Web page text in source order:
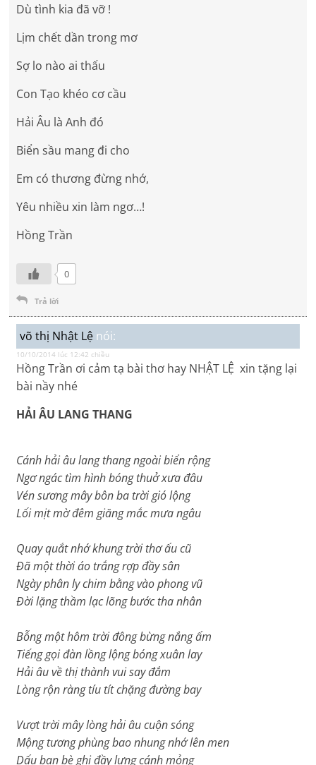
Dù tình kia đã vỡ !
Lịm chết dần trong mơ
Sợ lo nào ai thấu
Con Tạo khéo cơ cầu
Hải Âu là Anh đó
Biển sầu mang đi cho
Em có thương đừng nhớ,
Yêu nhiều xin làm ngơ…!
Hồng Trần
0
Trả lời
võ thị Nhật Lệ nói:
10/10/2014 lúc 12:42 chiều
Hồng Trần ơi cảm tạ bài thơ hay NHẬT LỆ xin tặng lại
bài nầy nhé
HẢI ÂU LANG THANG
Cánh hải âu lang thang ngoài biển rộng
Ngơ ngác tìm hình bóng thuở xưa đâu
Vén sương mây bôn ba trời gió lộng
Lối mịt mờ đêm giăng mắc mưa ngâu
Quay quắt nhớ khung trời thơ ấu cũ
Đã một thời áo trắng rợp đầy sân
Ngày phân ly chim bằng vào phong vũ
Đời lặng thầm lạc lõng bước tha nhân
Bỗng một hôm trời đông bừng nắng ấm
Tiếng gọi đàn lồng lộng bóng xuân lay
Hải âu về thị thành vui say đắm
Lòng rộn ràng tíu tít chặng đường bay
Vượt trời mây lòng hải âu cuộn sóng
Mộng tương phùng bao nhung nhớ lên men
Dấu bạn bè ghi đầy lưng cánh mỏng